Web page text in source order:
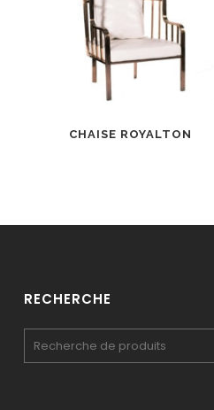
CHAISE ROYALTON
RECHERCHE